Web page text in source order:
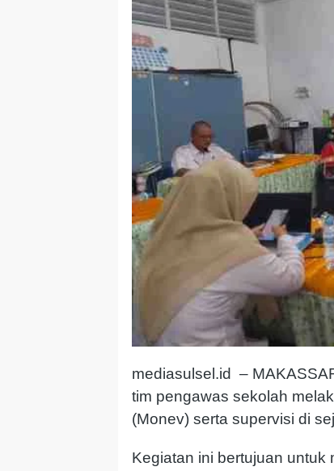
mediasulsel.id –
tim pengawas sekolah
(Monev) serta supervisi di
Kegiatan ini bertujuan untuk